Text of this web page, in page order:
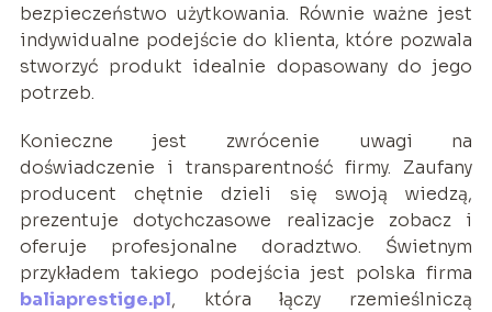
bezpieczeństwo użytkowania. Równie ważne jest
indywidualne podejście do klienta, które pozwala
stworzyć produkt idealnie dopasowany do jego
potrzeb.
Konieczne jest zwrócenie uwagi na
doświadczenie i transparentność firmy. Zaufany
producent chętnie dzieli się swoją wiedzą,
prezentuje dotychczasowe realizacje zobacz i
oferuje profesjonalne doradztwo. Świetnym
przykładem takiego podejścia jest polska firma
baliaprestige.pl, która łączy rzemieślniczą